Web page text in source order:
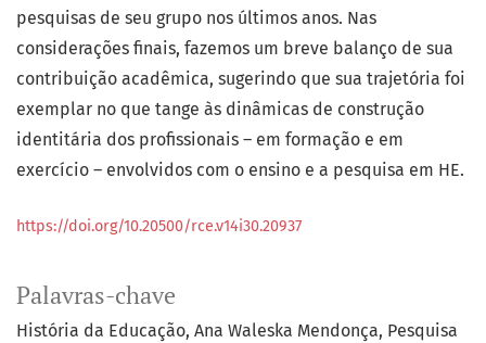
Palavras-chave
História da Educação Ana Waleska Mendonça Pesquisa
pesquisas de seu grupo nos últimos anos. Nas
considerações finais, fazemos um breve balanço de sua
contribuição acadêmica, sugerindo que sua trajetória foi
exemplar no que tange às dinâmicas de construção
identitária dos profissionais – em formação e em
exercício – envolvidos com o ensino e a pesquisa em HE.
https://doi.org/10.20500/rce.v14i30.20937